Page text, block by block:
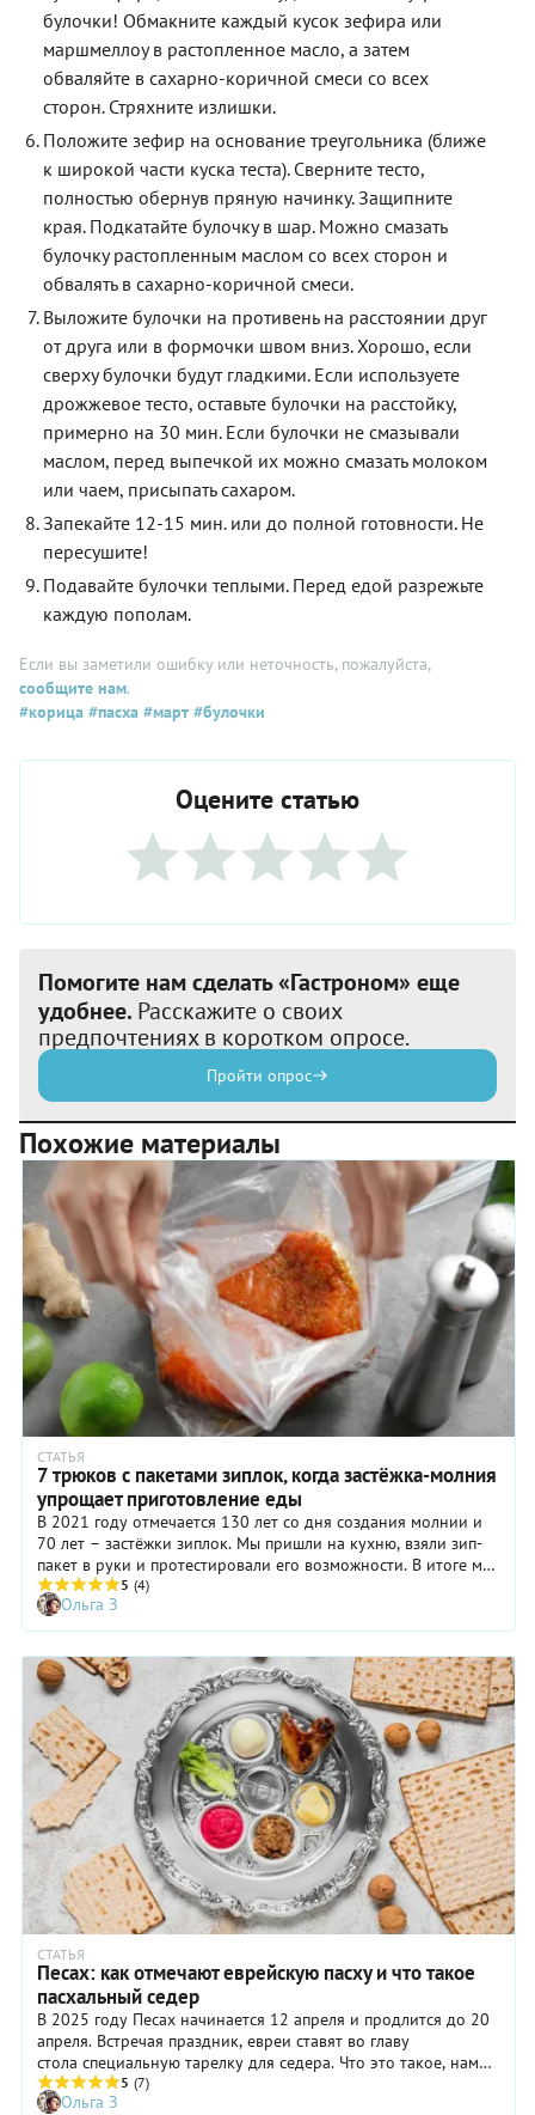
булочки! Обмакните каждый кусок зефира или
маршмеллоу в растопленное масло, а затем
обваляйте в сахарно-коричной смеси со всех
сторон. Стряхните излишки.
Положите зефир на основание треугольника (ближе
к широкой части куска теста). Сверните тесто,
полностью обернув пряную начинку. Защипните
края. Подкатайте булочку в шар. Можно смазать
булочку растопленным маслом со всех сторон и
обвалять в сахарно-коричной смеси.
Выложите булочки на противень на расстоянии друг
от друга или в формочки швом вниз. Хорошо, если
сверху булочки будут гладкими. Если используете
дрожжевое тесто, оставьте булочки на расстойку,
примерно на 30 мин. Если булочки не смазывали
маслом, перед выпечкой их можно смазать молоком
или чаем, присыпать сахаром.
Запекайте 12-15 мин. или до полной готовности. Не
пересушите!
Подавайте булочки теплыми. Перед едой разрежьте
каждую пополам.
Если вы заметили ошибку или неточность, пожалуйста,
сообщите нам.
#корица #пасха #март #булочки
Оцените статью
Помогите нам сделать «Гастроном» еще
удобнее. Расскажите о своих
предпочтениях в коротком опросе.
Пройти опрос
Похожие материалы
СТАТЬЯ
7 трюков с пакетами зиплок, когда застёжка-молния
упрощает приготовление еды
В 2021 году отмечается 130 лет со дня создания молнии и
70 лет – застёжки зиплок. Мы пришли на кухню, взяли зип-
пакет в руки и протестировали его возможности. В итоге мы
и еду приготовили, и проверили совет из интернета, как
вакуумировать зип-пакеты, научились их использовать
многократно и вспомнили историю появления молнии.
5 (4)
Ольга З
СТАТЬЯ
Песах: как отмечают еврейскую пасху и что такое
пасхальный седер
В 2025 году Песах начинается 12 апреля и продлится до 20
апреля. Встречая праздник, евреи ставят во главу
стола специальную тарелку для седера. Что это такое, нам
рассказал житель Иерусалима, экскурсовод Игорь Медников.
5 (7)
Ольга З